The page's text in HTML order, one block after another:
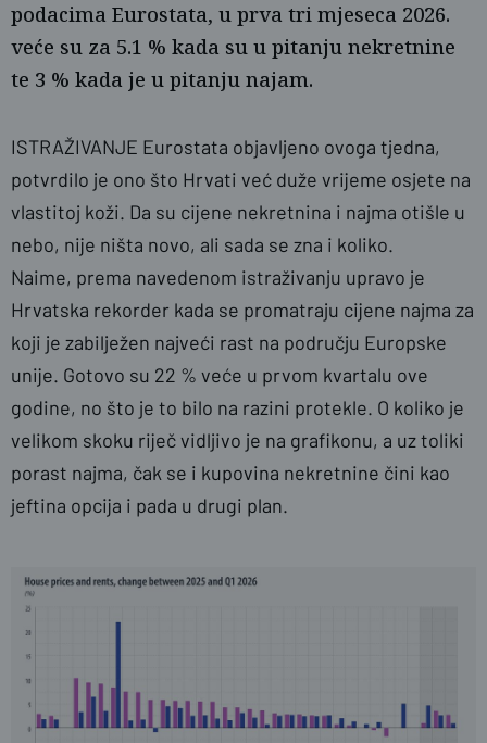
podacima Eurostata, u prva tri mjeseca 2026.
veće su za 5.1 % kada su u pitanju nekretnine
te 3 % kada je u pitanju najam.
ISTRAŽIVANJE Eurostata objavljeno ovoga tjedna,
potvrdilo je ono što Hrvati već duže vrijeme osjete na
vlastitoj koži. Da su cijene nekretnina i najma otišle u
nebo, nije ništa novo, ali sada se zna i koliko.
Naime, prema navedenom istraživanju upravo je
Hrvatska rekorder kada se promatraju cijene najma za
koji je zabilježen najveći rast na području Europske
unije. Gotovo su 22 % veće u prvom kvartalu ove
godine, no što je to bilo na razini protekle. O koliko je
velikom skoku riječ vidljivo je na grafikonu, a uz toliki
porast najma, čak se i kupovina nekretnine čini kao
jeftina opcija i pada u drugi plan.